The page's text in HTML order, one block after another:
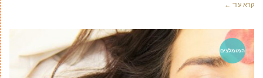
קרא עוד ←
המומלצים